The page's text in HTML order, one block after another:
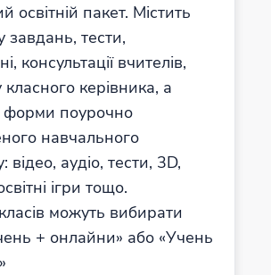
освітній пакет. Містить
завдань, тести,
консультації вчителів,
керівника, а
форми поурочно
навчального
відео, аудіо, тести, 3D,
ігри тощо.
можуть вибирати
+ онлайни» або «Учень